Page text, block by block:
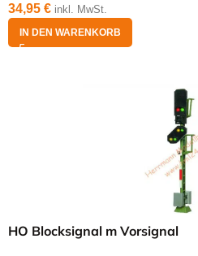
34,95 € inkl. MwSt.
IN DEN WARENKORB
HO Blocksignal m Vorsignal